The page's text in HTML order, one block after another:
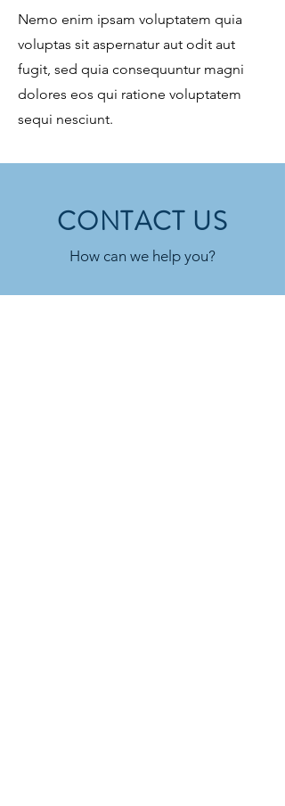
Nemo enim ipsam voluptatem quia
voluptas sit aspernatur aut odit aut
fugit, sed quia consequuntur magni
dolores eos qui ratione voluptatem
sequi nesciunt.
CONTACT US
How can we help you?